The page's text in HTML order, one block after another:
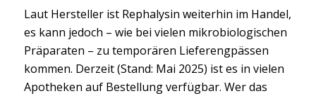
Laut Hersteller ist Rephalysin weiterhin im Handel,
es kann jedoch – wie bei vielen mikrobiologischen
Präparaten – zu temporären Lieferengpässen
kommen. Derzeit (Stand: Mai 2025) ist es in vielen
Apotheken auf Bestellung verfügbar. Wer das